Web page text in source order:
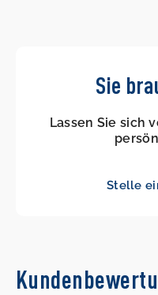
Sie
Lassen Sie sich
Stelle